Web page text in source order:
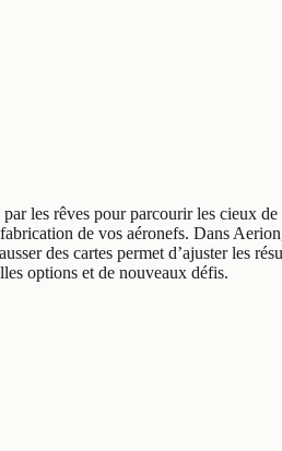
les rêves pour parcourir les cieux
de vos aéronefs. Dans
des cartes permet d’ajuster les
options et de nouveaux défis.